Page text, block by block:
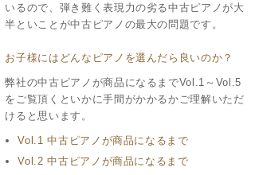
いるので、弾き難く表現力の劣る中古ピアノが大
半といことが中古ピアノの最大の問題です。
お子様にはどんなピアノを選んだら良いのか？
弊社の中古ピアノが商品になるまでVol.1～Vol.5
をご覧頂くといかに手間がかかるかご理解いただ
けると思います。
Vol.1 中古ピアノが商品になるまで
Vol.2 中古ピアノが商品になるまで